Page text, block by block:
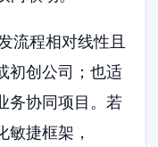
流程相对线性且
初创公司；也适
务协同项目。若
敏捷框架，